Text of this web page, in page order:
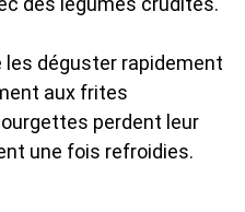
les déguster rapidement
aux frites
perdent leur
une fois refroidies.